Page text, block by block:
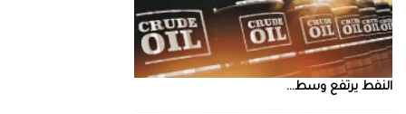
النفط‭ ‬يرتفع‭ ‬وسط‭ ...